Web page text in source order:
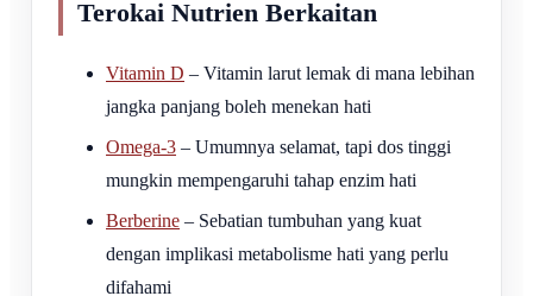
Terokai Nutrien Berkaitan
Vitamin D – Vitamin larut lemak di mana lebihan
jangka panjang boleh menekan hati
Omega-3 – Umumnya selamat, tapi dos tinggi
mungkin mempengaruhi tahap enzim hati
Berberine – Sebatian tumbuhan yang kuat
dengan implikasi metabolisme hati yang perlu
difahami